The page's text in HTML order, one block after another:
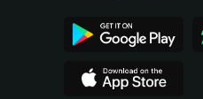
Português (Brasil)